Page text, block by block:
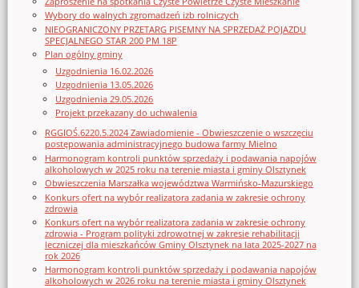
Wybory do walnych zgromadzeń izb rolniczych
NIEOGRANICZONY PRZETARG PISEMNY NA SPRZEDAŻ POJAZDU
SPECJALNEGO STAR 200 PM 18P
Plan ogólny gminy
Uzgodnienia 16.02.2026
Uzgodnienia 13.05.2026
Uzgodnienia 29.05.2026
Projekt przekazany do uchwalenia
RGGIOŚ.6220.5.2024 Zawiadomienie - Obwieszczenie o wszczęciu
postępowania administracyjnego budowa farmy Mielno
Harmonogram kontroli punktów sprzedaży i podawania napojów
alkoholowych w 2025 roku na terenie miasta i gminy Olsztynek
Obwieszczenia Marszałka województwa Warmińsko-Mazurskiego
Konkurs ofert na wybór realizatora zadania w zakresie ochrony
zdrowia
Konkurs ofert na wybór realizatora zadania w zakresie ochrony
zdrowia - Program polityki zdrowotnej w zakresie rehabilitacji
leczniczej dla mieszkańców Gminy Olsztynek na lata 2025-2027 na
rok 2026
Harmonogram kontroli punktów sprzedaży i podawania napojów
alkoholowych w 2026 roku na terenie miasta i gminy Olsztynek